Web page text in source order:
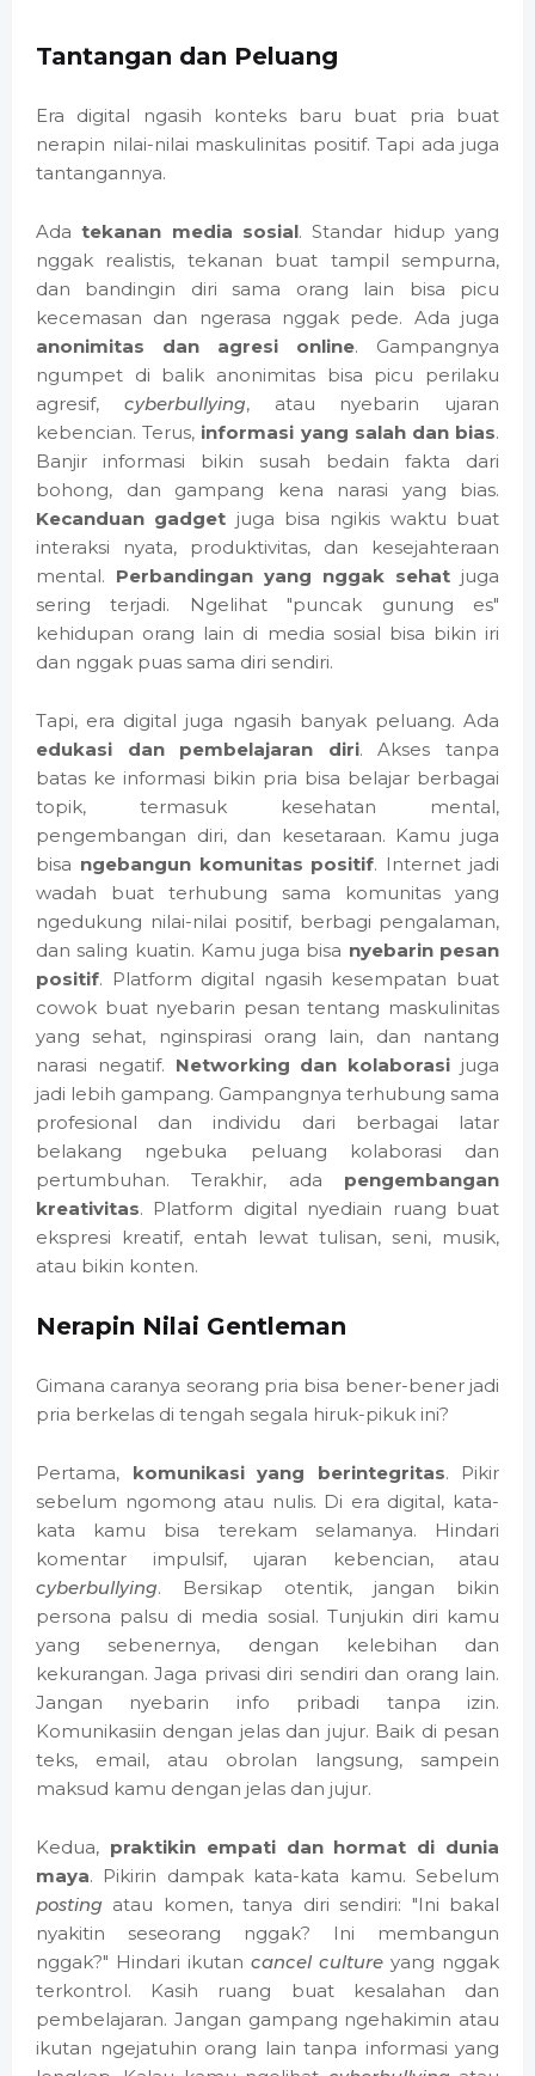
Tantangan dan Peluang
Era digital ngasih konteks baru buat pria buat
nerapin nilai-nilai maskulinitas positif. Tapi ada juga
tantangannya.
Adatekanan media sosial. Standar hidup yang
nggak realistis, tekanan buat tampil sempurna,
dan bandingin diri sama orang lain bisa picu
kecemasan dan ngerasa nggak pede. Ada juga
anonimitas dan agresi online. Gampangnya
ngumpet di balik anonimitas bisa picu perilaku
agresif, cyberbullying, atau nyebarin ujaran
kebencian. Terus, informasi yang salah dan bias.
Banjir informasi bikin susah bedain fakta dari
bohong, dan gampang kena narasi yang bias.
Kecanduan gadget juga bisa ngikis waktu buat
interaksi nyata, produktivitas, dan kesejahteraan
mental. Perbandingan yang nggak sehat juga
sering terjadi. Ngelihat "puncak gunung es"
kehidupan orang lain di media sosial bisa bikin iri
dan nggak puas sama diri sendiri.
Tapi, era digital juga ngasih banyak peluang. Ada
edukasi dan pembelajaran diri. Akses tanpa
batas ke informasi bikin pria bisa belajar berbagai
topik, termasuk kesehatan mental,
pengembangan diri, dan kesetaraan. Kamu juga
bisa ngebangun komunitas positif. Internet jadi
wadah buat terhubung sama komunitas yang
ngedukung nilai-nilai positif, berbagi pengalaman,
dan saling kuatin. Kamu juga bisa nyebarin pesan
positif. Platform digital ngasih kesempatan buat
cowok buat nyebarin pesan tentang maskulinitas
yang sehat, nginspirasi orang lain, dan nantang
narasi negatif. Networking dan kolaborasi juga
jadi lebih gampang. Gampangnya terhubung sama
profesional dan individu dari berbagai latar
belakang ngebuka peluang kolaborasi dan
pertumbuhan. Terakhir, ada pengembangan
kreativitas. Platform digital nyediain ruang buat
ekspresi kreatif, entah lewat tulisan, seni, musik,
atau bikin konten.
Nerapin Nilai Gentleman
Gimana caranya seorang pria bisa bener-bener jadi
pria berkelas di tengah segala hiruk-pikuk ini?
Pertama, komunikasi yang berintegritas. Pikir
sebelum ngomong atau nulis. Di era digital, kata-
kata kamu bisa terekam selamanya. Hindari
komentar impulsif, ujaran kebencian, atau
cyberbullying. Bersikap otentik, jangan bikin
persona palsu di media sosial. Tunjukin diri kamu
yang sebenernya, dengan kelebihan dan
kekurangan. Jaga privasi diri sendiri dan orang lain.
Jangan nyebarin info pribadi tanpa izin.
Komunikasiin dengan jelas dan jujur. Baik di pesan
teks, email, atau obrolan langsung, sampein
maksud kamu dengan jelas dan jujur.
Kedua, praktikin empati dan hormat di dunia
maya. Pikirin dampak kata-kata kamu. Sebelum
posting atau komen, tanya diri sendiri: "Ini bakal
nyakitin seseorang nggak? Ini membangun
nggak?" Hindari ikutan cancel culture yang nggak
terkontrol. Kasih ruang buat kesalahan dan
pembelajaran. Jangan gampang ngehakimin atau
ikutan ngejatuhin orang lain tanpa informasi yang